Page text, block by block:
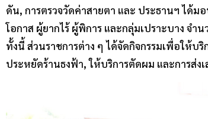
ดัน, การตรวจวัดค่าสายตา และ ประธานฯ ได้
โอกาส ผู้ยากไร้ ผู้พิการ และกลุ่มเปราะบาง จำน
ทั้งนี้ ส่วนราชการต่าง ๆ ได้จัดกิจกรรมเพื่อให้
ประหยัดร้านธงฟ้า, ให้บริการตัดผม และการส่ง